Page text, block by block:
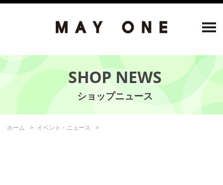
SHOP NEWS
ホーム イベント・ニュース